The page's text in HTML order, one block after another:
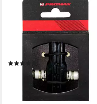
Felgenbremse Promax
Felgenbremsschuh V-Brake
70 mm schwarz - Set 2
Alufelgen
(1)
10,89 €
lieferbar - in 6-7 Werktagen bei